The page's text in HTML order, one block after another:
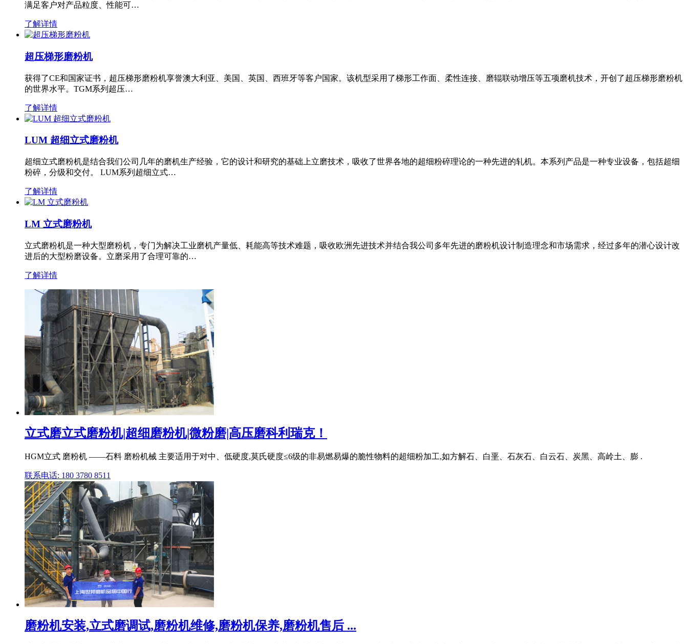
满足客户对产品粒度、性能可…
了解详情
超压梯形磨粉机
获得了CE和国家证书，超压梯形磨粉机享誉澳大利亚、美国、英国、西班牙等客户国家。该机型采用了梯形工作面、柔性连接、磨辊联动增压等五项磨机技术，开创了超压梯形磨粉机
的世界水平。TGM系列超压…
了解详情
LUM 超细立式磨粉机
超细立式磨粉机是结合我们公司几年的磨机生产经验，它的设计和研究的基础上立磨技术，吸收了世界各地的超细粉碎理论的一种先进的轧机。本系列产品是一种专业设备，包括超细
粉碎，分级和交付。 LUM系列超细立式…
了解详情
LM 立式磨粉机
立式磨粉机是一种大型磨粉机，专门为解决工业磨机产量低、耗能高等技术难题，吸收欧洲先进技术并结合我公司多年先进的磨粉机设计制造理念和市场需求，经过多年的潜心设计改
进后的大型粉磨设备。立磨采用了合理可靠的…
了解详情
立式磨立式磨粉机|超细磨粉机|微粉磨|高压磨科利瑞克！
HGM立式 磨粉机 ——石料 磨粉机械 主要适用于对中、低硬度,莫氏硬度≤6级的非易燃易爆的脆性物料的超细粉加工,如方解石、白垩、石灰石、白云石、炭黑、高岭土、膨 .
联系电话: 180 3780 8511
磨粉机安装,立式磨调试,磨粉机维修,磨粉机保养,磨粉机售后 ...